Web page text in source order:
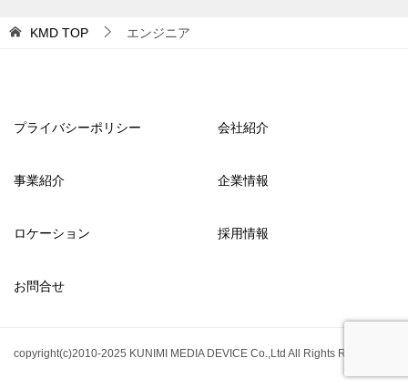
KMD TOP エンジニア
プライバシーポリシー 会社紹介
事業紹介 企業情報
ロケーション 採用情報
お問合せ
copyright(c)2010-2025 KUNIMI MEDIA DEVICE Co.,Ltd All Rights Reserved